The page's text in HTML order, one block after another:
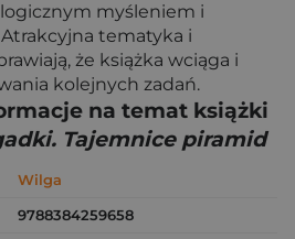
logicznym myśleniem i
tematyka i
że książka wciąga i
kolejnych zadań.
na temat książki
Tajemnice piramid
Wilga
9788384259658